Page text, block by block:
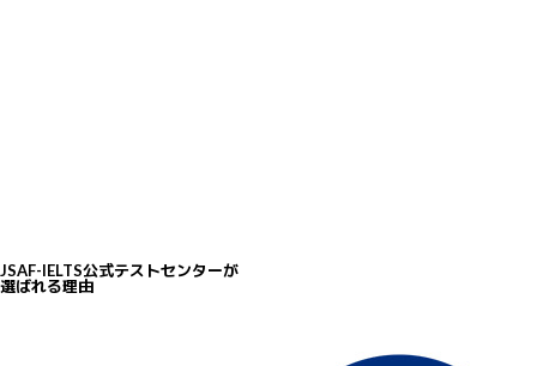
JSAF-IELTS公式テストセンターが
選ばれる理由